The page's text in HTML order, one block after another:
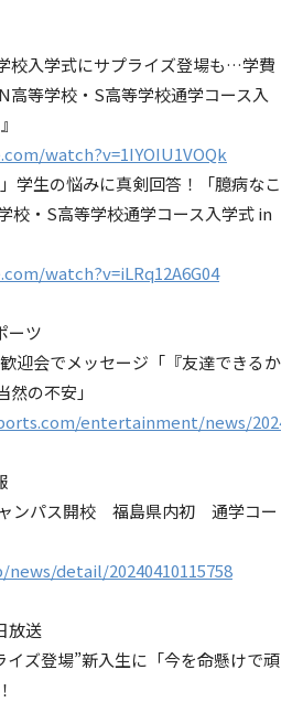
校入学式にサプライズ登場も…学費
高等学校・S高等学校通学コース入
watch?v=1IYOIU1VOQk
学生の悩みに真剣回答！「臆病なこ
校・S高等学校通学コース入学式 in
watch?v=iLRq12A6G04
ーツ
迎会でメッセージ「『友達できるか
然の不安」
entertainment/news/
ンパス開校 福島県内初 通学コー
detail/20240410115758
放送
イズ登場”新入生に「今を命懸けで頑